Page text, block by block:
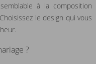
à la composition
le design qui vous
?